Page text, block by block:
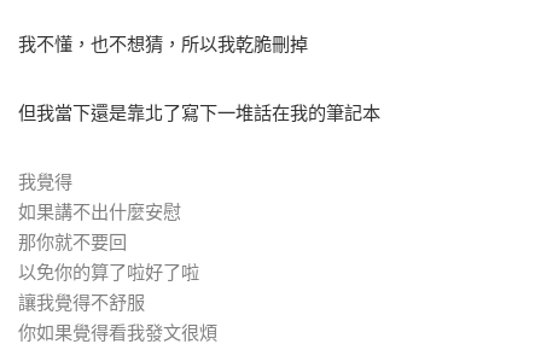
我不懂，也不想猜，所以我乾脆刪掉
但我當下還是靠北了寫下一堆話在我的筆記本
我覺得
如果講不出什麼安慰
那你就不要回
以免你的算了啦好了啦
讓我覺得不舒服
你如果覺得看我發文很煩